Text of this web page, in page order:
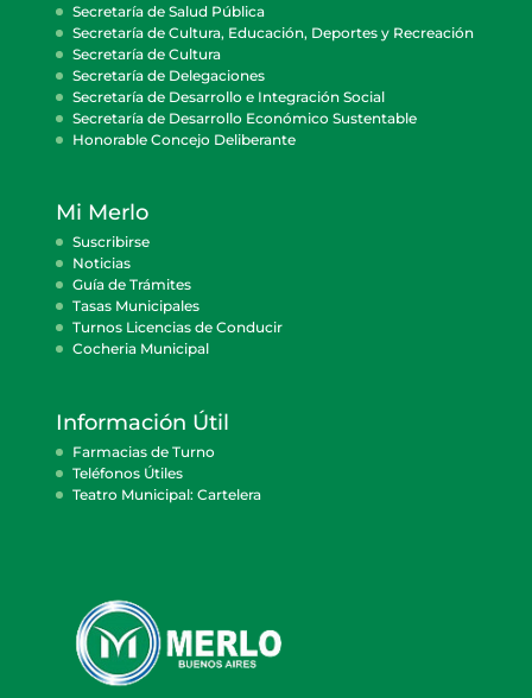
Secretaría de Salud Pública
Secretaría de Cultura, Educación, Deportes y Recreación
Secretaría de Cultura
Secretaría de Delegaciones
Secretaría de Desarrollo e Integración Social
Secretaría de Desarrollo Económico Sustentable
Honorable Concejo Deliberante
Mi Merlo
Suscribirse
Noticias
Guía de Trámites
Tasas Municipales
Turnos Licencias de Conducir
Cocheria Municipal
Información Útil
Farmacias de Turno
Teléfonos Útiles
Teatro Municipal: Cartelera